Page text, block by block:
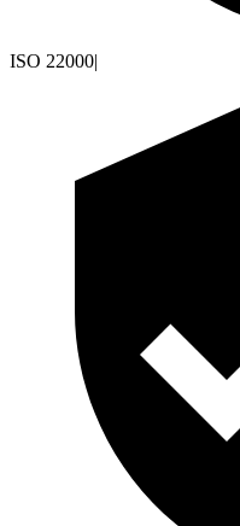
ISO 22000|